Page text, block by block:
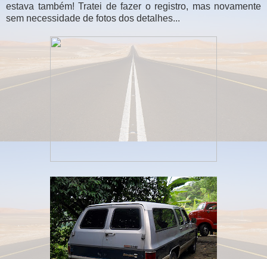
estava também! Tratei de fazer o registro, mas novamente
sem necessidade de fotos dos detalhes...